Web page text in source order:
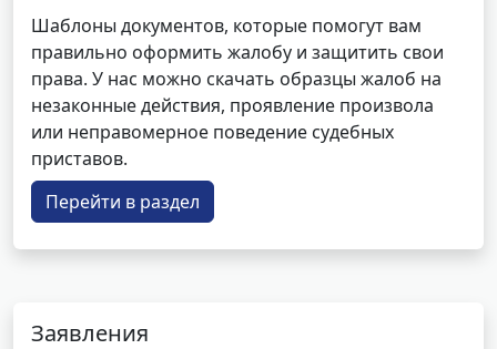
Шаблоны документов, которые помогут вам
правильно оформить жалобу и защитить свои
права. У нас можно скачать образцы жалоб на
незаконные действия, проявление произвола
или неправомерное поведение судебных
приставов.
Перейти в раздел
Заявления